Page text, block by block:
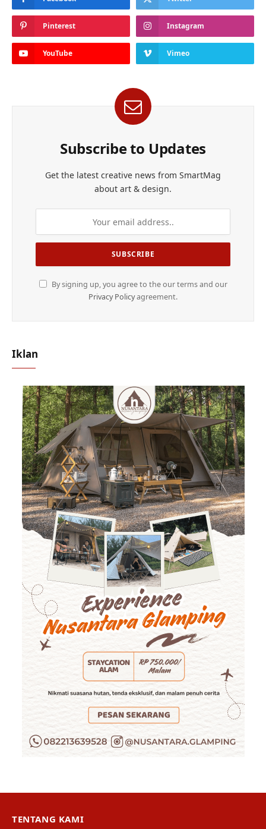
Pinterest Instagram
YouTube Vimeo
Subscribe to Updates
Get the latest creative news from SmartMag
about art & design.
By signing up, you agree to the our terms and our
Privacy Policyagreement.
Iklan
TENTANG KAMI